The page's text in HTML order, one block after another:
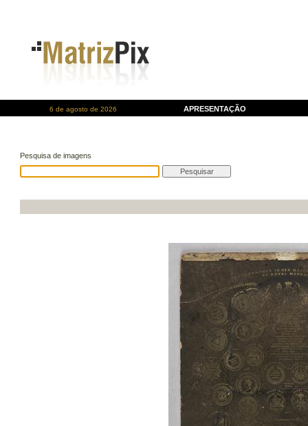
6 de agosto de 2026 APRESENTAÇÃO
Pesquisa de imagens